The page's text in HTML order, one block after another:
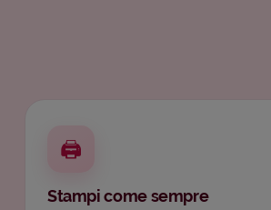
🖨️
Stampi come sempre